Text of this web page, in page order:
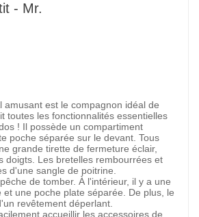
- Mr.
amusant est le compagnon idéal de
toutes les fonctionnalités essentielles
! Il possède un compartiment
poche séparée sur le devant. Tous
grande tirette de fermeture éclair,
doigts. Les bretelles rembourrées et
d'une sangle de poitrine.
de tomber. À l'intérieur, il y a une
et une poche plate séparée. De plus, le
revêtement déperlant.
accueillir les accessoires de